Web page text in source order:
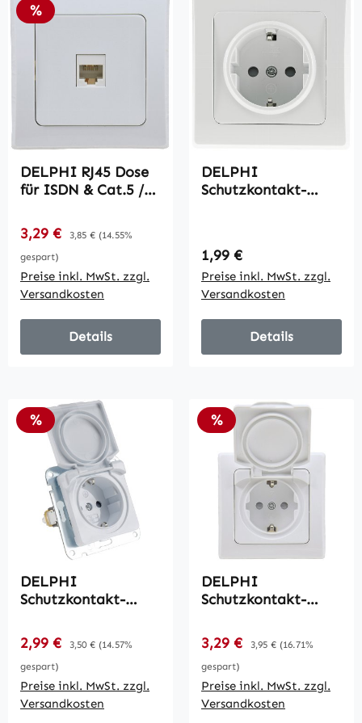
Rabatt
%
DELPHI RJ45 Dose
für ISDN & Cat.5 /
weiß
Verkaufspreis:
3,29 € Regulärer Preis:
3,85 € (14.55%
gespart)
Preise inkl. MwSt. zzgl.
Versandkosten
Details
DELPHI
Schutzkontakt-
Regulärer Preis:
1,99 €
Preise inkl. MwSt. zzgl.
Versandkosten
Details
Rabatt
%
DELPHI
Schutzkontakt-
250V~/ 16A, mit
Deckel, UP, weiß
Verkaufspreis:
2,99 € Regulärer Preis:
3,50 € (14.57%
gespart)
Preise inkl. MwSt. zzgl.
Versandkosten
Rabatt
%
DELPHI
Schutzkontakt-
250V~/ 16A, inkl.
Rahmen, UP, weiß
Verkaufspreis:
3,29 € Regulärer Preis:
3,95 € (16.71%
gespart)
Preise inkl. MwSt. zzgl.
Versandkosten